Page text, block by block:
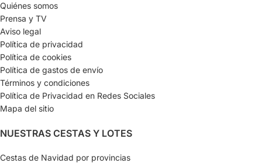
Quiénes somos
Prensa y TV
Aviso legal
Política de privacidad
Política de cookies
Política de gastos de envío
Términos y condiciones
Política de Privacidad en Redes Sociales
Mapa del sitio
NUESTRAS CESTAS Y LOTES
Cestas de Navidad por provincias